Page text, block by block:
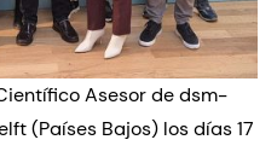
Asesor de dsm-
(Países Bajos) los días 17